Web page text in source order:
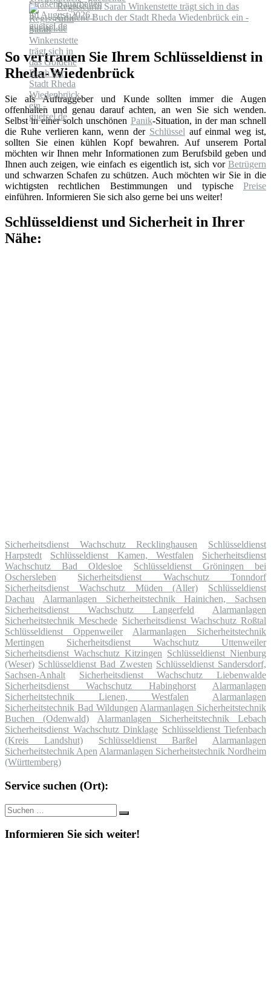
Regisseurin Sarah Winkenstette trägt sich in das
Goldene Buch der Stadt Rheda Wiedenbrück ein -
guetsel.de
So vertrauen Sie Ihrem Schlüsseldienst in
Rheda-Wiedenbrück
Sie als Auftraggeber und Kunde sollten immer die Augen
offenhalten und genau darauf achten, an wen Sie sich wenden.
Selbst in einer solch unschönen Panik-Situation, in der man schnell
die Ruhe verlieren kann, wenn der Schlüssel auf einmal weg ist,
sollten Sie einen kühlen Kopf bewahren. Auf unserem Portal
möchten wir Ihnen mehr Informationen zum Berufsbild geben und
Ihnen auch zeigen, wie einfach es eigentlich ist, sich vor Betrügern
und schwarzen Schafen zu schützen. Auch möchten wir Sie in die
wichtigsten rechtlichen Bestimmungen und typische Preise
einführen. Informieren Sie sich also gerne bei uns weiter!
Schlüsseldienst und Sicherheit in Ihrer
Nähe:
Sicherheitsdienst Wachschutz Recklinghausen
Schlüsseldienst
Harpstedt
Schlüsseldienst Kamen, Westfalen
Sicherheitsdienst
Wachschutz Bad Oldesloe
Schlüsseldienst Gröningen bei
Oschersleben
Sicherheitsdienst Wachschutz Tonndorf
Sicherheitsdienst Wachschutz Müden (Aller)
Schlüsseldienst
Dachau
Alarmanlagen Sicherheitstechnik Hainichen, Sachsen
Sicherheitsdienst Wachschutz Langerfeld
Alarmanlagen
Sicherheitstechnik Meschede Sicherheitsdienst Wachschutz Roßtal
Schlüsseldienst Oppenweiler
Alarmanlagen Sicherheitstechnik
Mertingen
Sicherheitsdienst Wachschutz Uttenweiler
Sicherheitsdienst Wachschutz Kitzingen Schlüsseldienst Nienburg
(Weser) Schlüsseldienst Bad Zwesten Schlüsseldienst Sandersdorf,
Sachsen-Anhalt
Sicherheitsdienst Wachschutz Liebenwalde
Sicherheitsdienst Wachschutz Habinghorst
Alarmanlagen
Sicherheitstechnik Lienen, Westfalen
Alarmanlagen
Sicherheitstechnik Bad Wildungen Alarmanlagen Sicherheitstechnik
Buchen (Odenwald)
Alarmanlagen Sicherheitstechnik Lebach
Sicherheitsdienst Wachschutz Dinklage Schlüsseldienst Tiefenbach
(Kreis Landshut)
Schlüsseldienst Barßel
Alarmanlagen
Sicherheitstechnik Apen Alarmanlagen Sicherheitstechnik Nordheim
(Württemberg)
Service suchen (Ort):
Suche
nach:
Suchen
Informieren Sie sich weiter!